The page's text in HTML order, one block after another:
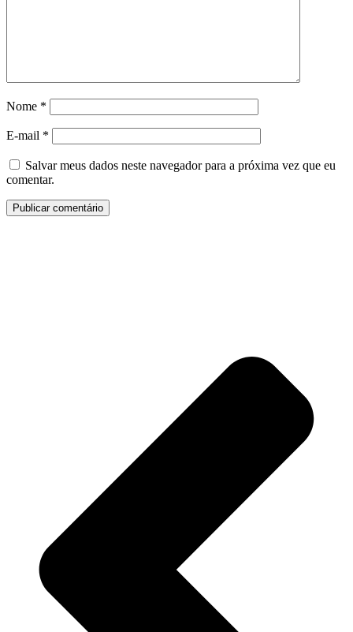
Nome *
E-mail *
Salvar meus dados neste navegador para a próxima vez que eu
comentar.